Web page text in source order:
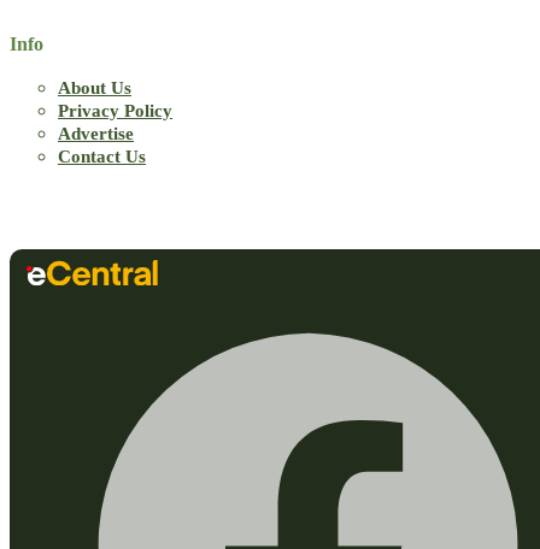
Info
About Us
Privacy Policy
Advertise
Contact Us